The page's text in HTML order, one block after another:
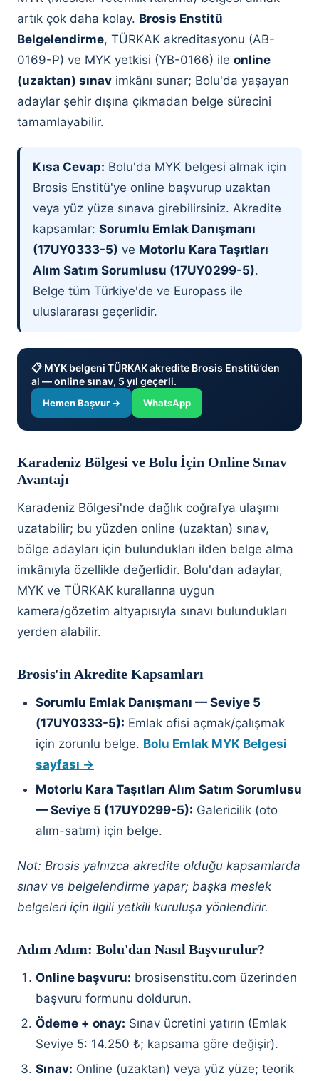
artık çok daha kolay. Brosis Enstitü
Belgelendirme, TÜRKAK akreditasyonu (AB-
0169-P) ve MYK yetkisi (YB-0166) ile online
(uzaktan) sınav imkânı sunar; Bolu'da yaşayan
adaylar şehir dışına çıkmadan belge sürecini
tamamlayabilir.
Kısa Cevap: Bolu'da MYK belgesi almak için
Brosis Enstitü'ye online başvurup uzaktan
veya yüz yüze sınava girebilirsiniz. Akredite
kapsamlar: Sorumlu Emlak Danışmanı
(17UY0333-5) ve Motorlu Kara Taşıtları
Alım Satım Sorumlusu (17UY0299-5).
Belge tüm Türkiye'de ve Europass ile
uluslararası geçerlidir.
📋 MYK belgeni TÜRKAK akredite Brosis Enstitü’den
al — online sınav, 5 yıl geçerli.
Hemen Başvur → WhatsApp
Karadeniz Bölgesi ve Bolu İçin Online Sınav
Avantajı
Karadeniz Bölgesi'nde dağlık coğrafya ulaşımı
uzatabilir; bu yüzden online (uzaktan) sınav,
bölge adayları için bulundukları ilden belge alma
imkânıyla özellikle değerlidir. Bolu'dan adaylar,
MYK ve TÜRKAK kurallarına uygun
kamera/gözetim altyapısıyla sınavı bulundukları
yerden alabilir.
Brosis'in Akredite Kapsamları
Sorumlu Emlak Danışmanı — Seviye 5
(17UY0333-5): Emlak ofisi açmak/çalışmak
için zorunlu belge. Bolu Emlak MYK Belgesi
sayfası →
Motorlu Kara Taşıtları Alım Satım Sorumlusu
— Seviye 5 (17UY0299-5): Galericilik (oto
alım-satım) için belge.
Not: Brosis yalnızca akredite olduğu kapsamlarda
sınav ve belgelendirme yapar; başka meslek
belgeleri için ilgili yetkili kuruluşa yönlendirir.
Adım Adım: Bolu'dan Nasıl Başvurulur?
Online başvuru: brosisenstitu.com üzerinden
başvuru formunu doldurun.
Ödeme + onay: Sınav ücretini yatırın (Emlak
Seviye 5: 14.250 ₺; kapsama göre değişir).
Sınav: Online (uzaktan) veya yüz yüze; teorik